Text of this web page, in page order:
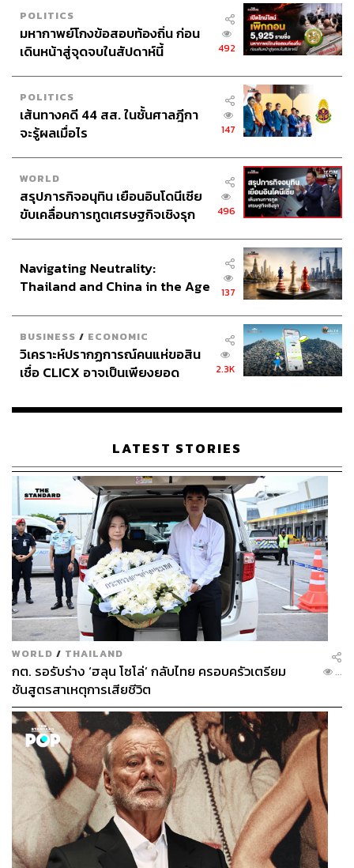
POLITICS
มหากาพย์โกงข้อสอบท้องถิ่น ก่อน
เดินหน้าสู่จุดจบในสัปดาห์นี้
492
POLITICS
เส้นทางคดี 44 สส. ในชั้นศาลฎีกา
จะรู้ผลเมื่อไร
147
WORLD
สรุปภารกิจอนุทิน เยือนอินโดนีเซีย
ขับเคลื่อนการทูตเศรษฐกิจเชิงรุก
496
Navigating Neutrality:
Thailand and China in the Age
137
BUSINESS / ECONOMIC
วิเคราะห์ปรากฏการณ์คนแห่ขอสิน
เชื่อ CLICX อาจเป็นเพียงยอด
เรือนไทยที่ถูกซุกไว้
2.3K
LATEST STORIES
WORLD / THAILAND
กต. รอรับร่าง ‘ฮลุน โซโล่’ กลับไทย ครอบครัวเตรียม
ชันสูตรสาเหตุการเสียชีวิต
...